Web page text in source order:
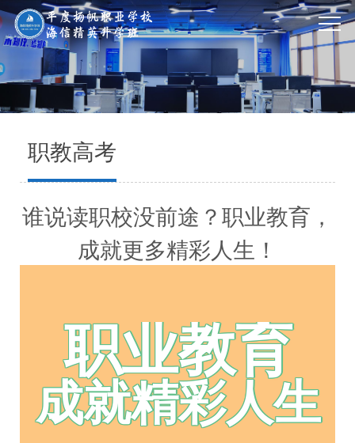
职教高考
谁说读职校没前途？职业教育，
成就更多精彩人生！
职业教育
成就精彩人生